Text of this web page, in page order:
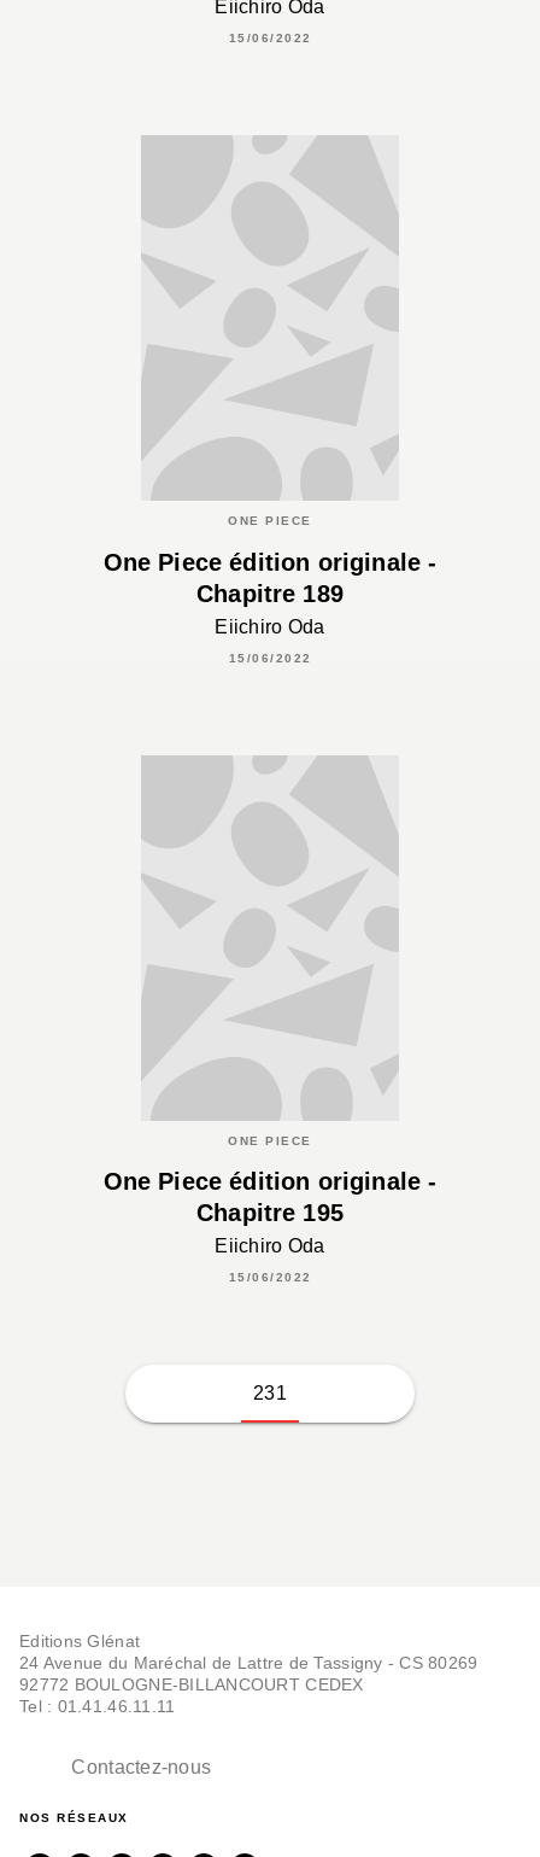
Eiichiro Oda
15/06/2022
ONE PIECE
One Piece édition originale -
Chapitre 189
Eiichiro Oda
15/06/2022
ONE PIECE
One Piece édition originale -
Chapitre 195
Eiichiro Oda
15/06/2022
231
Editions Glénat
24 Avenue du Maréchal de Lattre de Tassigny - CS 80269
92772 BOULOGNE-BILLANCOURT CEDEX
Tel : 01.41.46.11.11
Contactez-nous
NOS RÉSEAUX